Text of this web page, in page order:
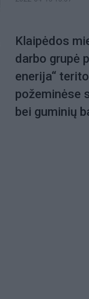
Klaipėdos
darbo grupė
enerija“
požeminėse
bei guminių